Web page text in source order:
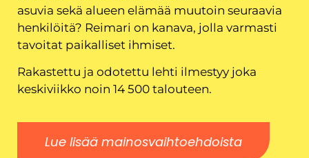
asuvia sekä alueen elämää muutoin seuraavia
henkilöitä? Reimari on kanava, jolla varmasti
tavoitat paikalliset ihmiset.
Rakastettu ja odotettu lehti ilmestyy joka
keskiviikko noin 14 500 talouteen.
Lue lisää mainosvaihtoehdoista